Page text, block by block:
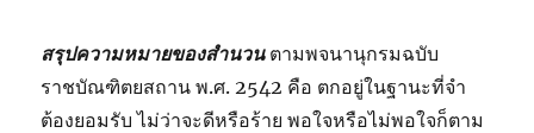
สรุปความหมายของสำนวนตามพจนานุกรมฉบับ
ราชบัณฑิตยสถาน พ.ศ. 2542 คือ ตกอยู่ในฐานะที่จำ
ต้องยอมรับ ไม่ว่าจะดีหรือร้าย พอใจหรือไม่พอใจก็ตาม